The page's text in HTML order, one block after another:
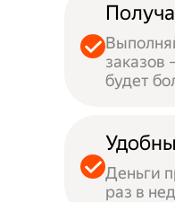
заказов
будет
Деньги
раз в